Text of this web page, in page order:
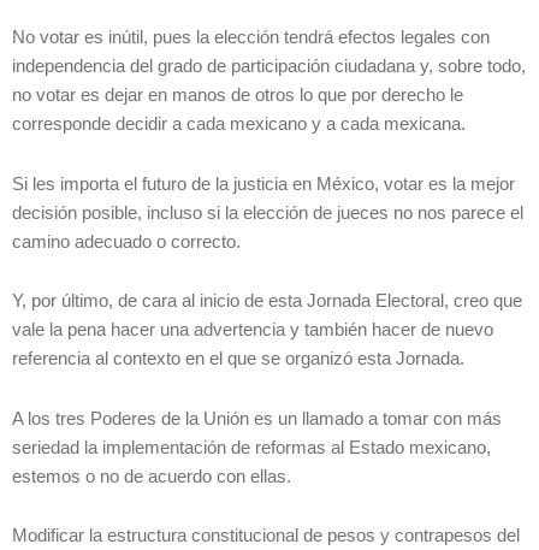
No votar es inútil, pues la elección tendrá efectos legales con
independencia del grado de participación ciudadana y, sobre todo,
no votar es dejar en manos de otros lo que por derecho le
corresponde decidir a cada mexicano y a cada mexicana.
Si les importa el futuro de la justicia en México, votar es la mejor
decisión posible, incluso si la elección de jueces no nos parece el
camino adecuado o correcto.
Y, por último, de cara al inicio de esta Jornada Electoral, creo que
vale la pena hacer una advertencia y también hacer de nuevo
referencia al contexto en el que se organizó esta Jornada.
A los tres Poderes de la Unión es un llamado a tomar con más
seriedad la implementación de reformas al Estado mexicano,
estemos o no de acuerdo con ellas.
Modificar la estructura constitucional de pesos y contrapesos del